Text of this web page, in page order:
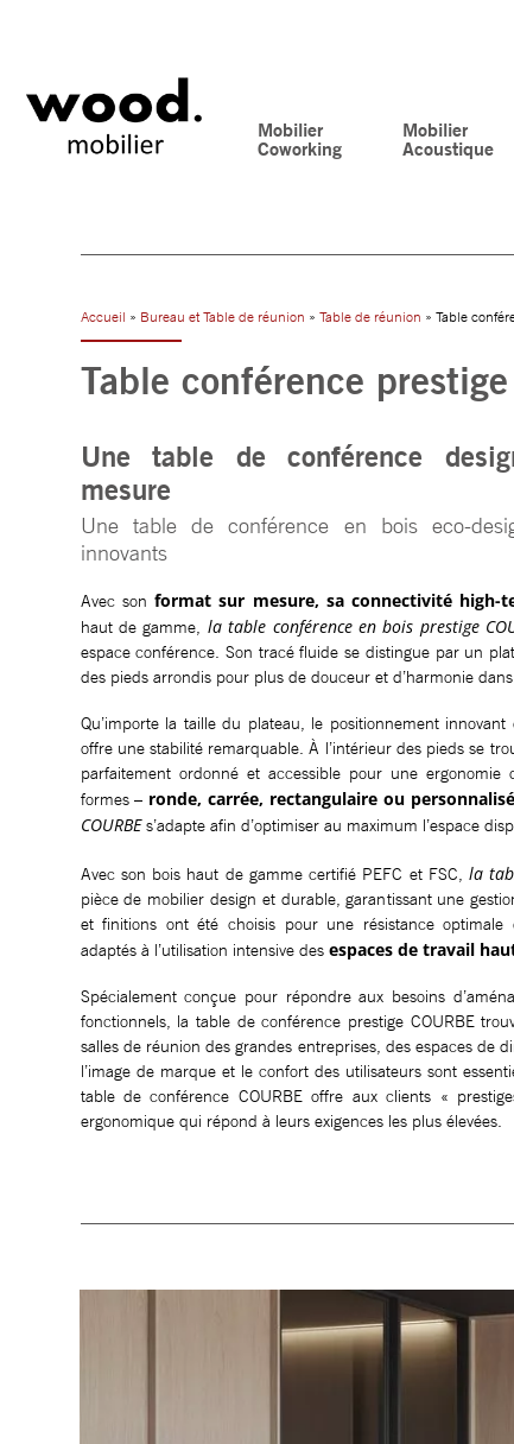
Mobilier
Coworking
Mobilier
Acoustique
Accueil » Bureau et Table de réunion » Table de réunion » Table
Table conférence
Une table de conférence
mesure
Une table de conférence en bois eco-
innovants
Avec sonformat sur mesure, sa connectivité high-
haut de gamme, la table conférence en bois prestige
espace conférence. Son tracé fluide se distingue par un
des pieds arrondis pour plus de douceur et d’harmonie
Qu’importe la taille du plateau, le positionnement
offre une stabilité remarquable. À l’intérieur des pieds se
parfaitement ordonné et accessible pour une ergonomie
formes – ronde, carrée, rectangulaire ou
COURBEs’adapte afin d’optimiser au maximum l’espace
Avec son bois haut de gamme certifié PEFC et FSC, la
pièce de mobilier design et durable, garantissant une
et finitions ont été choisis pour une résistance
adaptés à l’utilisation intensive des espaces de travail
Spécialement conçue pour répondre aux besoins
fonctionnels, la table de conférence prestige COURBE
salles de réunion des grandes entreprises, des espaces de
l’image de marque et le confort des utilisateurs sont
table de conférence COURBE offre aux clients «
ergonomique qui répond à leurs exigences les plus élevées.